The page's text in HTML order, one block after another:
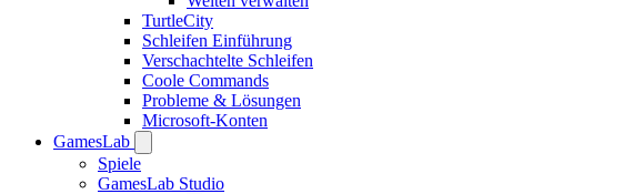
TurtleCity
Schleifen Einführung
Verschachtelte Schleifen
Coole Commands
Probleme & Lösungen
Microsoft-Konten
GamesLab
Spiele
GamesLab Studio